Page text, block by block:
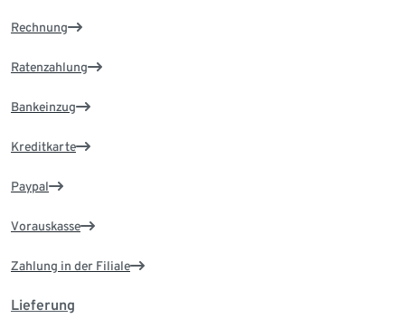
Rechnung
Ratenzahlung
Bankeinzug
Kreditkarte
Paypal
Vorauskasse
Zahlung in der Filiale
Lieferung